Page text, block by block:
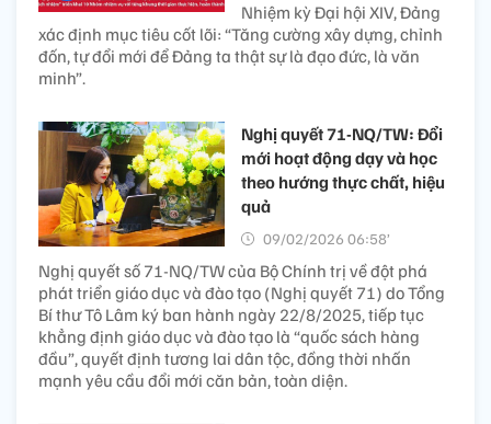
Nhiệm kỳ Đại hội XIV, Đảng
xác định mục tiêu cốt lõi: “Tăng cường xây dựng, chỉnh
đốn, tự đổi mới để Đảng ta thật sự là đạo đức, là văn
minh”.
Nghị quyết 71-NQ/TW: Đổi
mới hoạt động dạy và học
theo hướng thực chất, hiệu
quả
09/02/2026 06:58’
Nghị quyết số 71-NQ/TW của Bộ Chính trị về đột phá
phát triển giáo dục và đào tạo (Nghị quyết 71) do Tổng
Bí thư Tô Lâm ký ban hành ngày 22/8/2025, tiếp tục
khẳng định giáo dục và đào tạo là “quốc sách hàng
đầu”, quyết định tương lai dân tộc, đồng thời nhấn
mạnh yêu cầu đổi mới căn bản, toàn diện.